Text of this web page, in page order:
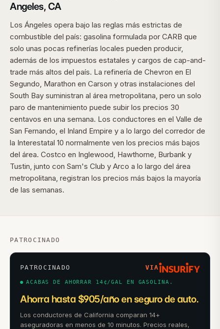
Angeles, CA
Los Ángeles opera bajo las reglas más estrictas de
combustible del país: gasolina formulada por CARB que
solo unas pocas refinerías locales pueden producir,
además de los impuestos estatales y cargos de cap-and-
trade más altos del país. La refinería de Chevron en El
Segundo, Marathon en Carson y otras instalaciones del
South Bay suministran al área metropolitana, pero un solo
paro de mantenimiento puede subir los precios 30
centavos en una semana. Los conductores en el Valle de
San Fernando, el Inland Empire y a lo largo del corredor de
la Interestatal 10 normalmente ven los precios más bajos
del área. Costco en Inglewood, Hawthorne, Burbank y
Tustin, junto con Sam's Club y Arco a lo largo del área
metropolitana, registran los precios más bajos la mayoría
de las semanas.
PATROCINADO
PATROCINADO VIA
ACABAS DE AHORRAR 14¢/GAL EN GASOLINA.
Ahorra hasta $905/año en seguro de auto.
Los conductores de California comparan 14+
aseguradoras en menos de 10 minutos. Precios reales,